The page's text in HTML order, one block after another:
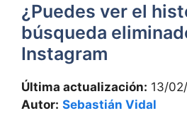
¿Puedes ver el
búsqueda
Instagram
Última actualización: 13/
Autor: Sebastián Vidal